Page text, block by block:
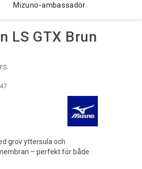
Mizuno-ambassadör
LS GTX Brun
grov yttersula och
– perfekt för både